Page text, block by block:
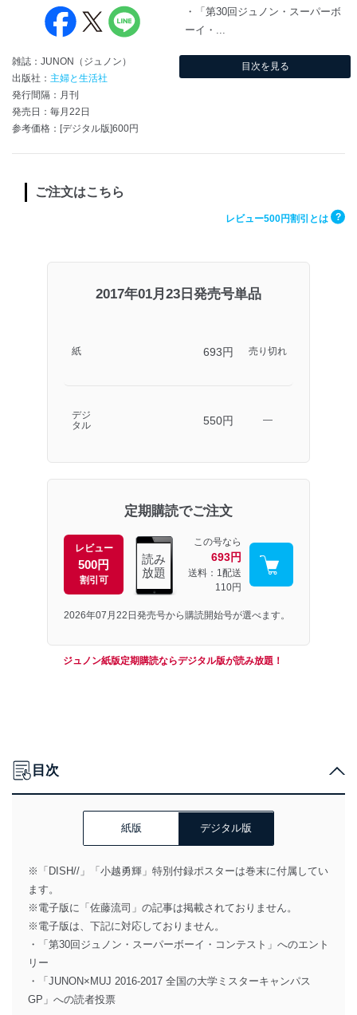
雑誌：JUNON（ジュノン）
出版社： 主婦と生活社
発行間隔：月刊
発売日：毎月22日
参考価格：[デジタル版]600円
・「第30回ジュノン・スーパーボ
ーイ・...
目次を見る
ご注文はこちら
レビュー500円割引とは ?
2017年01月23日発売号単品
紙 693円 売り切れ
デジ
タル
550円 ―
定期購読でご注文
レビュー
500円
割引可
読み
放題
この号なら
693円
送料：1配送
110円
2026年07月22日発売号から購読開始号が選べます。
ジュノン紙版定期購読ならデジタル版が読み放題！
目次
紙版 デジタル版
※「DISH//」「小越勇輝」特別付録ポスターは巻末に付属してい
ます。
※電子版に「佐藤流司」の記事は掲載されておりません。
※電子版は、下記に対応しておりません。
・「第30回ジュノン・スーパーボーイ・コンテスト」へのエント
リー
・「JUNON×MUJ 2016-2017 全国の大学ミスターキャンパス
GP」への読者投票